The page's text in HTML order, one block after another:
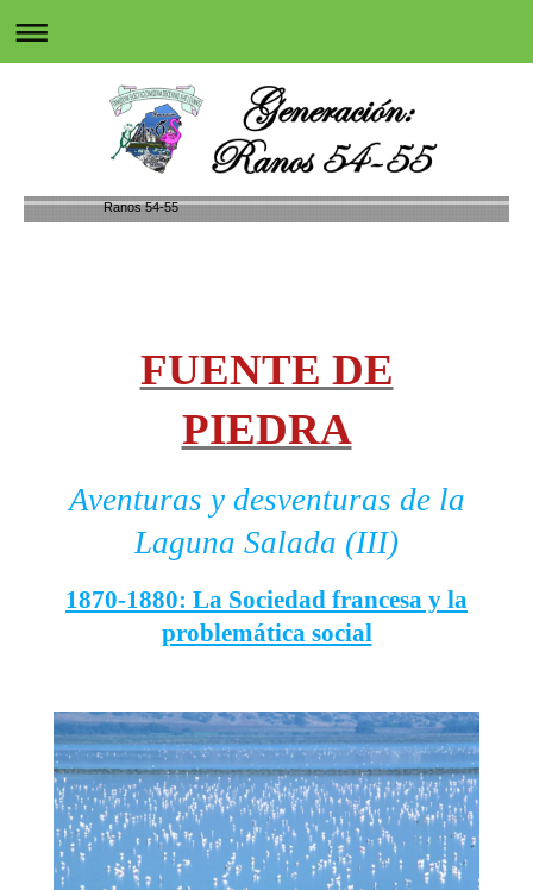
Ranos 54-55
FUENTE DE
PIEDRA
Aventuras y desventuras de la
Laguna Salada (III)
1870-1880: La Sociedad francesa y la
problemática social